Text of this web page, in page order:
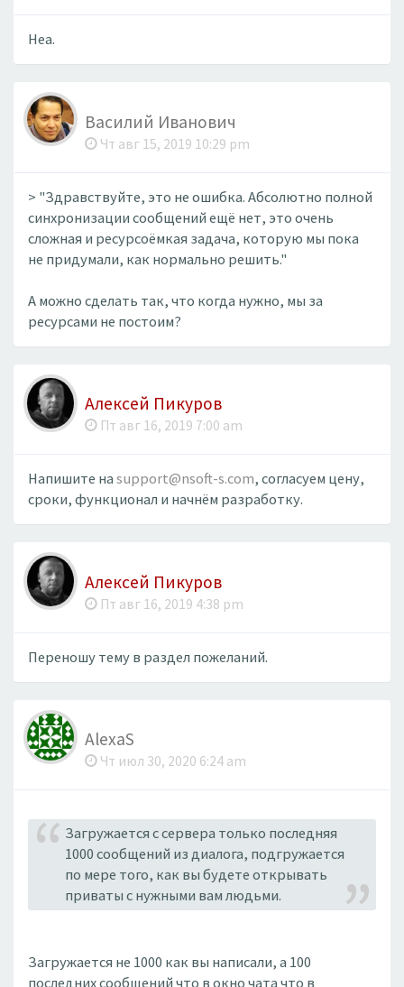
Неа.
Василий Иванович
Чт авг 15, 2019 10:29 pm
> "Здравствуйте, это не ошибка. Абсолютно полной
синхронизации сообщений ещё нет, это очень
сложная и ресурсоёмкая задача, которую мы пока
не придумали, как нормально решить."
А можно сделать так, что когда нужно, мы за
ресурсами не постоим?
Алексей Пикуров
Пт авг 16, 2019 7:00 am
Напишите наsupport@nsoft-s.com, согласуем цену,
сроки, функционал и начнём разработку.
Алексей Пикуров
Пт авг 16, 2019 4:38 pm
Переношу тему в раздел пожеланий.
AlexaS
Чт июл 30, 2020 6:24 am
Загружается с сервера только последняя
1000 сообщений из диалога, подгружается
по мере того, как вы будете открывать
приваты с нужными вам людьми.
Загружается не 1000 как вы написали, а 100